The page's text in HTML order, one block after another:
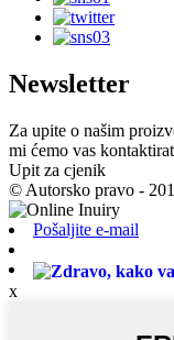
Newsletter
Za upite o našim
mi ćemo vas
Upit za cjenik
© Autorsko pravo -
Pošaljite e-mail
x